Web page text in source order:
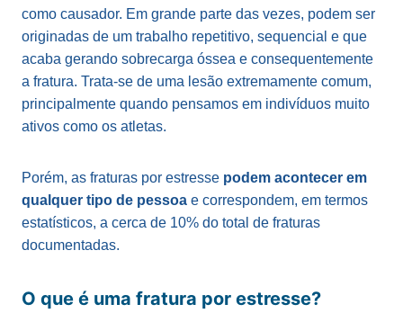
como causador. Em grande parte das vezes, podem ser
originadas de um trabalho repetitivo, sequencial e que
acaba gerando sobrecarga óssea e consequentemente
a fratura. Trata-se de uma lesão extremamente comum,
principalmente quando pensamos em indivíduos muito
ativos como os atletas.
Porém, as fraturas por estresse podem acontecer em
qualquer tipo de pessoa e correspondem, em termos
estatísticos, a cerca de 10% do total de fraturas
documentadas.
O que é uma fratura por estresse?